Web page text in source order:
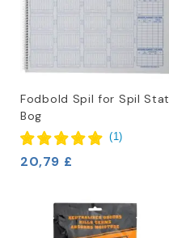
Fodbold Spil for Spil Stat
Bog
(1)
20,79 £